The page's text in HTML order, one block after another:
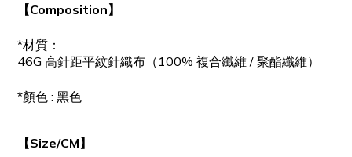
【Composition】
*材質：
46G 高針距平紋針織布（100% 複合纖維 / 聚酯纖維）
*顏色 : 黑色
【Size/CM】